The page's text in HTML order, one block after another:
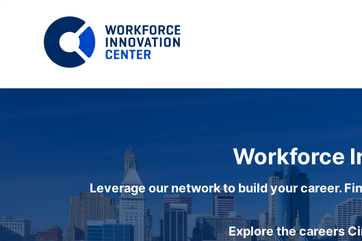
Workforce
Leverage our network to build your career.
Explore the careers